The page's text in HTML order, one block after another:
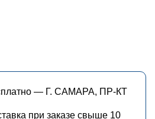
— Г. САМАРА, ПР-КТ
при заказе свыше 10